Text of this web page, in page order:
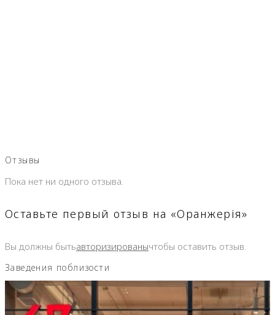
Отзывы
Пока нет ни одного отзыва.
Оставьте первый отзыв на «Оранжерія»
Вы должны бытьавторизированычтобы оставить отзыв.
Заведения поблизости